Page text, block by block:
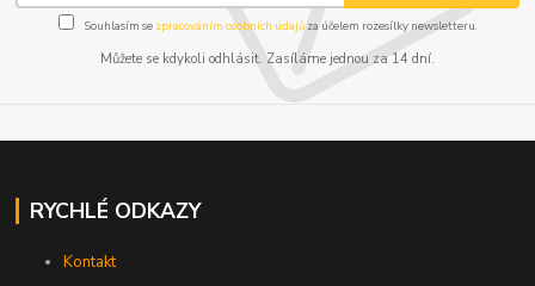
Souhlasím se zpracováním osobních údajůza účelem rozesílky newsletteru.
Můžete se kdykoli odhlásit. Zasíláme jednou za 14 dní.
RYCHLÉ ODKAZY
Kontakt